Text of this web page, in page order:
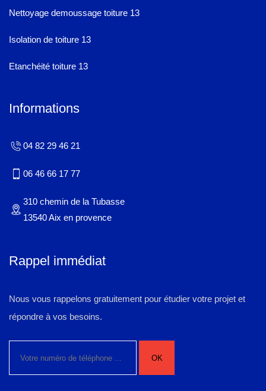
Nettoyage demoussage toiture 13
Isolation de toiture 13
Etanchéité toiture 13
Informations
04 82 29 46 21
06 46 66 17 77
310 chemin de la Tubasse
13540 Aix en provence
Rappel immédiat
Nous vous rappelons gratuitement pour étudier votre projet et
répondre à vos besoins.